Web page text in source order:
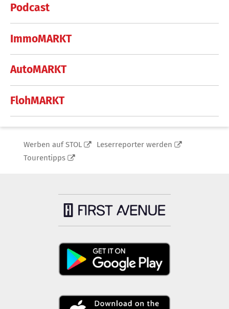
Podcast
ImmoMARKT
AutoMARKT
FlohMARKT
Werben auf STOL
Leserreporter werden
Tourentipps